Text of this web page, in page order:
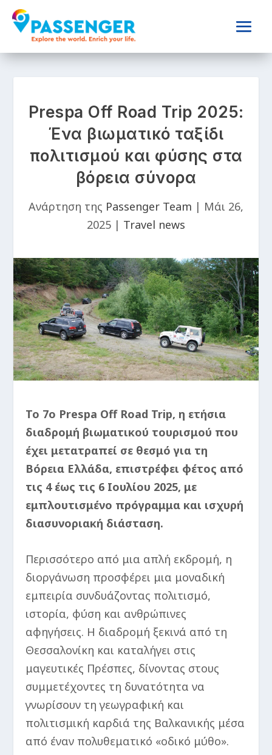
Prespa Off Road Trip 2025:
Ένα βιωματικό ταξίδι
πολιτισμού και φύσης στα
βόρεια σύνορα
Ανάρτηση της Passenger Team | Μάι 26,
2025 | Travel news
Το 7ο Prespa Off Road Trip, η ετήσια
διαδρομή βιωματικού τουρισμού που
έχει μετατραπεί σε θεσμό για τη
Βόρεια Ελλάδα, επιστρέφει φέτος από
τις 4 έως τις 6 Ιουλίου 2025, με
εμπλουτισμένο πρόγραμμα και ισχυρή
διασυνοριακή διάσταση.
Περισσότερο από μια απλή εκδρομή, η
διοργάνωση προσφέρει μια μοναδική
εμπειρία συνδυάζοντας πολιτισμό,
ιστορία, φύση και ανθρώπινες
αφηγήσεις. Η διαδρομή ξεκινά από τη
Θεσσαλονίκη και καταλήγει στις
μαγευτικές Πρέσπες, δίνοντας στους
συμμετέχοντες τη δυνατότητα να
γνωρίσουν τη γεωγραφική και
πολιτισμική καρδιά της Βαλκανικής μέσα
από έναν πολυθεματικό «οδικό μύθο».